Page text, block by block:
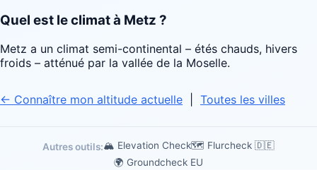
Quel est le climat à Metz ?
Metz a un climat semi-continental – étés chauds, hivers
froids – atténué par la vallée de la Moselle.
← Connaître mon altitude actuelle Toutes les villes
Autres outils:🏔 Elevation Check🗺️ Flurcheck 🇩🇪
🌍 Groundcheck EU